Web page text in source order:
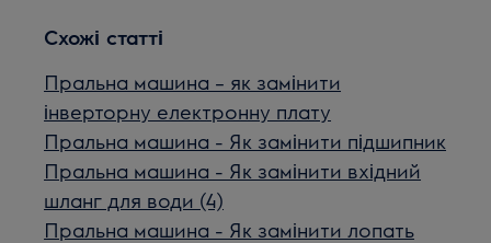
Схожі статті
Пральна машина – як замінити
інверторну електронну плату
Пральна машина - Як замінити підшипник
Пральна машина - Як замінити вхідний
шланг для води (4)
Пральна машина - Як замінити лопать